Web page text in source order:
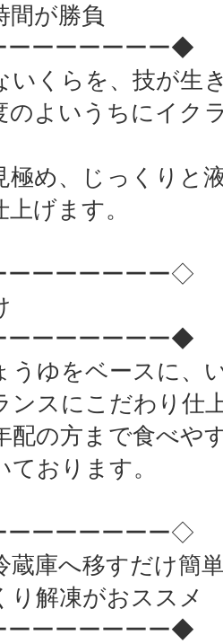
間が勝負
ーーーーーー◆
いくらを、技が生
のよいうちにイク
極め、じっくりと
げます。
ーーーーーー◇
ーーーーーー◆
うゆをベースに、
ンスにこだわり仕
配の方まで食べや
おります。
ーーーーーー◇
蔵庫へ移すだけ簡
り解凍がおススメ
ーーーーーー◆